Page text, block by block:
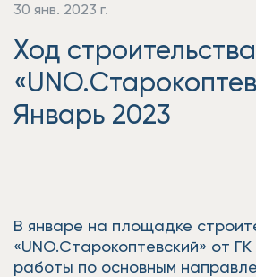
30 янв. 2023 г.
Ход
Январь 2023
В январе на площадке
«UNO.Старокоптевский» от
работы по основным